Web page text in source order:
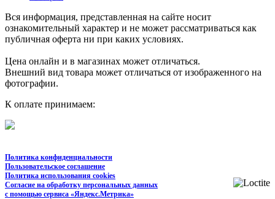
Вся информация, представленная на сайте носит
ознакомительный характер и не может рассматриваться как
публичная оферта ни при каких условиях.
Цена онлайн и в магазинах может отличаться.
Внешний вид товара может отличаться от изображенного на
фотографии.
К оплате принимаем:
Политика конфиденциальности
Пользовательское соглашение
Политика использования cookies
Согласие на обработку персональных данных
с помощью сервиса «Яндекс.Метрика»